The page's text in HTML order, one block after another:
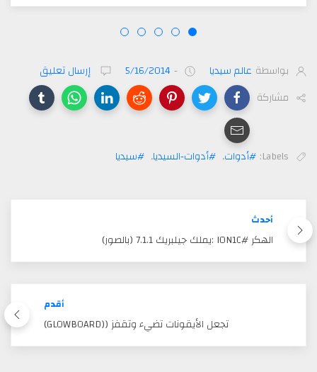
بواسطة عالم سيديا -
5/16/2014
إرسال تعليق
مشاركة
Labels: #أدوات, #أدوات-السيديا, #سيديا
أحدث
الهكر #I0N1C :يملك جيلبريك 7.1.1 (بالصور)
أقدم
تجعل الأيقونات تضيء وتقفز ((GLOWBOARD)